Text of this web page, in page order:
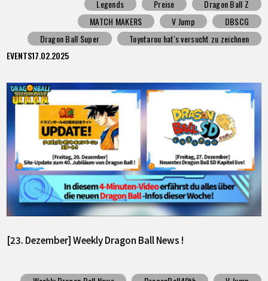
Legends
Preise
Dragon Ball Z
MATCH MAKERS
V Jump
DBSCG
Dragon Ball Super
Toyotarou hat's versucht zu zeichnen
EVENTS17.02.2025
[23. Dezember] Weekly Dragon Ball News !